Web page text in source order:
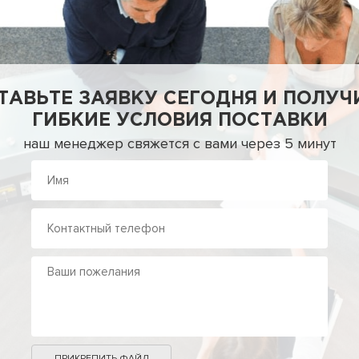
ЗАЯВКУ СЕГОДНЯ И
ГИБКИЕ УСЛОВИЯ ПОСТАВКИ
наш менеджер свяжется с вами через 5 минут